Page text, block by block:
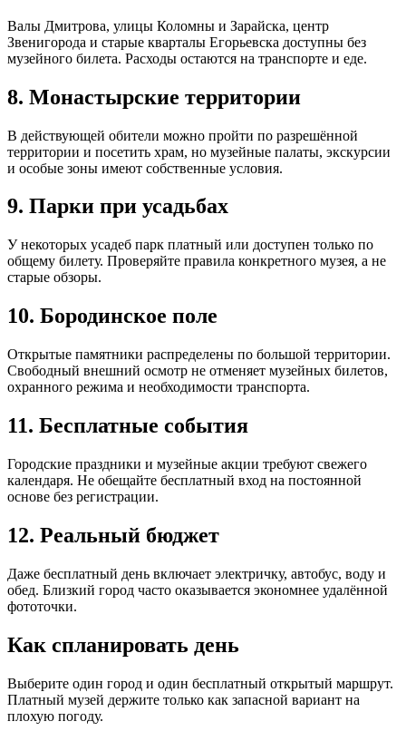
Валы Дмитрова, улицы Коломны и Зарайска, центр
Звенигорода и старые кварталы Егорьевска доступны без
музейного билета. Расходы остаются на транспорте и еде.
8. Монастырские территории
В действующей обители можно пройти по разрешённой
территории и посетить храм, но музейные палаты, экскурсии
и особые зоны имеют собственные условия.
9. Парки при усадьбах
У некоторых усадеб парк платный или доступен только по
общему билету. Проверяйте правила конкретного музея, а не
старые обзоры.
10. Бородинское поле
Открытые памятники распределены по большой территории.
Свободный внешний осмотр не отменяет музейных билетов,
охранного режима и необходимости транспорта.
11. Бесплатные события
Городские праздники и музейные акции требуют свежего
календаря. Не обещайте бесплатный вход на постоянной
основе без регистрации.
12. Реальный бюджет
Даже бесплатный день включает электричку, автобус, воду и
обед. Близкий город часто оказывается экономнее удалённой
фототочки.
Как спланировать день
Выберите один город и один бесплатный открытый маршрут.
Платный музей держите только как запасной вариант на
плохую погоду.